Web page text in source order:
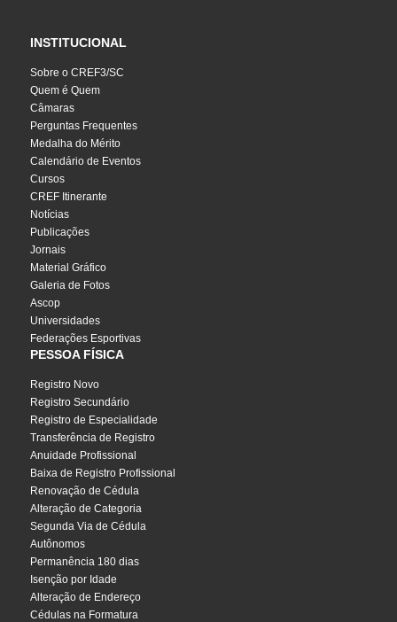
INSTITUCIONAL
Sobre o CREF3/SC
Quem é Quem
Câmaras
Perguntas Frequentes
Medalha do Mérito
Calendário de Eventos
Cursos
CREF Itinerante
Notícias
Publicações
Jornais
Material Gráfico
Galeria de Fotos
Ascop
Universidades
Federações Esportivas
PESSOA FÍSICA
Registro Novo
Registro Secundário
Registro de Especialidade
Transferência de Registro
Anuidade Profissional
Baixa de Registro Profissional
Renovação de Cédula
Alteração de Categoria
Segunda Via de Cédula
Autônomos
Permanência 180 dias
Isenção por Idade
Alteração de Endereço
Cédulas na Formatura